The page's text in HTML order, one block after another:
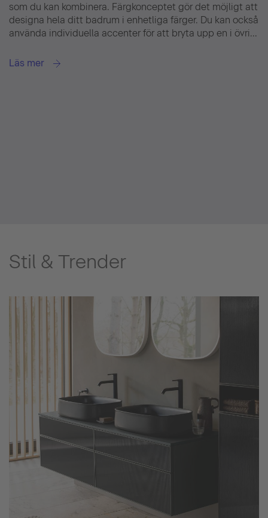
som du kan kombinera. Färgkonceptet gör det möjligt att
designa hela ditt badrum i enhetliga färger. Du kan också
använda individuella accenter för att bryta upp en i övri...
Läs mer
Stil & Trender